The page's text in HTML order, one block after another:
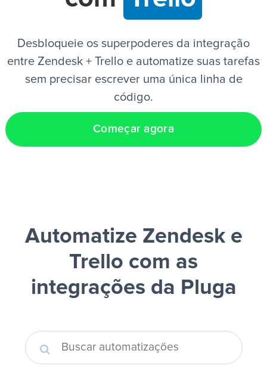
Desbloqueie os superpoderes da integração
entre Zendesk + Trello e automatize suas tarefas
sem precisar escrever uma única linha de
código.
Começar agora
Automatize Zendesk e
Trello com as
integrações da Pluga